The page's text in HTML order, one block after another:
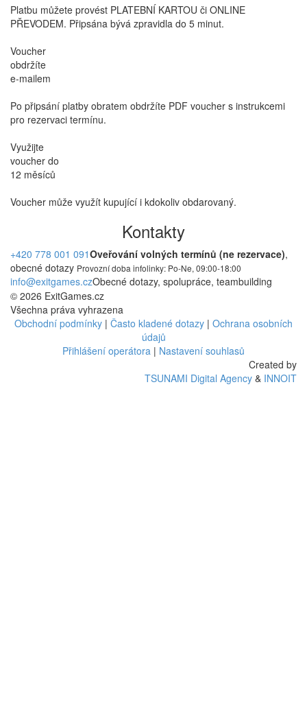
Platbu můžete provést PLATEBNÍ KARTOU či ONLINE
PŘEVODEM. Připsána bývá zpravidla do 5 minut.
Voucher
obdržíte
e-mailem
Po připsání platby obratem obdržíte PDF voucher s instrukcemi
pro rezervaci termínu.
Využijte
voucher do
12 měsíců
Voucher může využít kupující i kdokoliv obdarovaný.
Kontakty
+420 778 001 091Oveřování volných termínů (ne rezervace),
obecné dotazy Provozní doba infolinky: Po-Ne, 09:00-18:00
info@exitgames.czObecné dotazy, spolupráce, teambuilding
© 2026 ExitGames.cz
Všechna práva vyhrazena
Obchodní podmínky | Často kladené dotazy | Ochrana osobních
údajů
Přihlášení operátora | Nastavení souhlasů
Created by
TSUNAMI Digital Agency & INNOIT